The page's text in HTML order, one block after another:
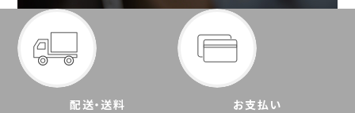
配送・送料 お支払い